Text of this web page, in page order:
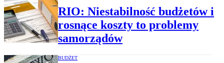
RIO: Niestabilność budżetów i
rosnące koszty to problemy
samorządów
BUDŻET